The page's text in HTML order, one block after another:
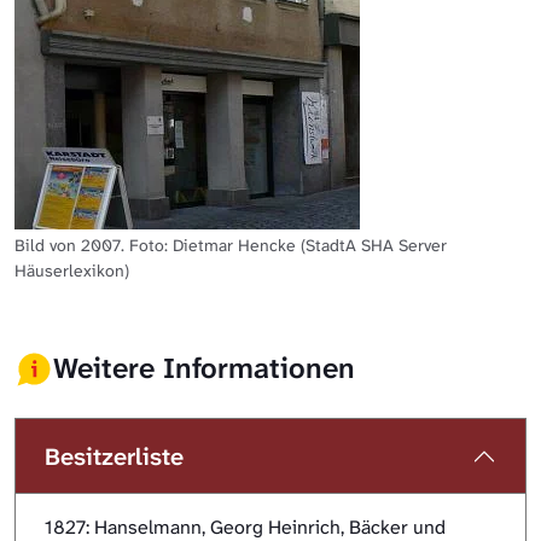
Bild von 2007. Foto: Dietmar Hencke (StadtA SHA Server
Häuserlexikon)
Weitere Informationen
Besitzerliste
1827: Hanselmann, Georg Heinrich, Bäcker und